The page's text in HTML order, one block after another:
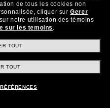
de tous les cookies non
cliquer surGerer
notre utilisation des témoins
sur les temoins .
TOUT
TOUT